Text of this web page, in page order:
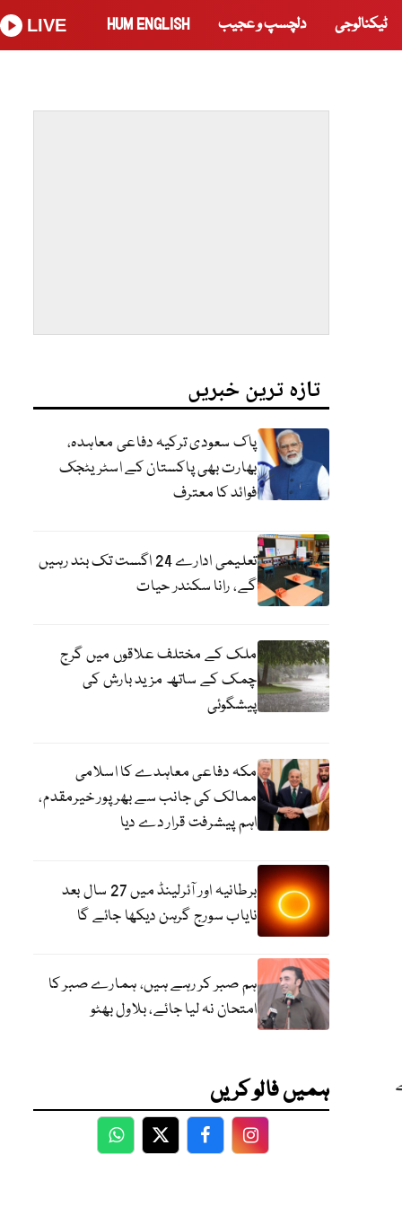
ٹیکنالوجی دلچسپ و عجیب HUM ENGLISH
LIVE
تازہ ترین خبریں
پاک سعودی ترکیہ دفاعی معاہدہ،
بھارت بھی پاکستان کے اسٹریٹجک
فوائد کا معترف
تعلیمی ادارے 24 اگست تک بند رہیں
گے، رانا سکندر حیات
ملک کے مختلف علاقوں میں گرج
چمک کے ساتھ مزید بارش کی
پیشگوئی
مکہ دفاعی معاہدے کا اسلامی
ممالک کی جانب سے بھرپور خیرمقدم،
اہم پیشرفت قرار دے دیا
برطانیہ اور آئرلینڈ میں 27 سال بعد
نایاب سورج گرہن دیکھا جائے گا
ہم صبر کر رہے ہیں، ہمارے صبر کا
امتحان نہ لیا جائے، بلاول بھٹو
ہمیں فالو کریں
WhatsApp
TwitterFacebookFacebook